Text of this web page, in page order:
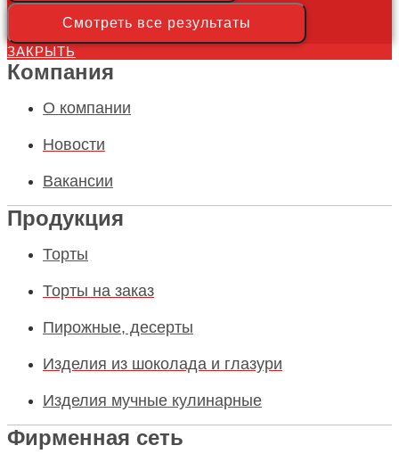
Смотреть все результаты
ЗАКРЫТЬ
Компания
О компании
Новости
Вакансии
Продукция
Торты
Торты на заказ
Пирожные, десерты
Изделия из шоколада и глазури
Изделия мучные кулинарные
Фирменная сеть